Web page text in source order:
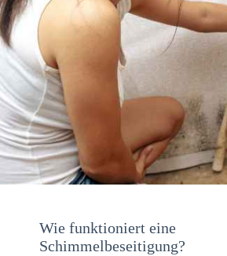
Wie funktioniert eine
Schimmelbeseitigung?